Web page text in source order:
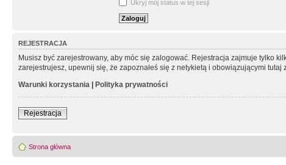
Ukryj mój status w tej sesji
REJESTRACJA
Musisz być zarejestrowany, aby móc się zalogować. Rejestracja zajmuje tylko
zarejestrujesz, upewnij się, że zapoznałeś się z netykietą i obowiązującymi
Warunki korzystania | Polityka prywatności
Rejestracja
Strona główna